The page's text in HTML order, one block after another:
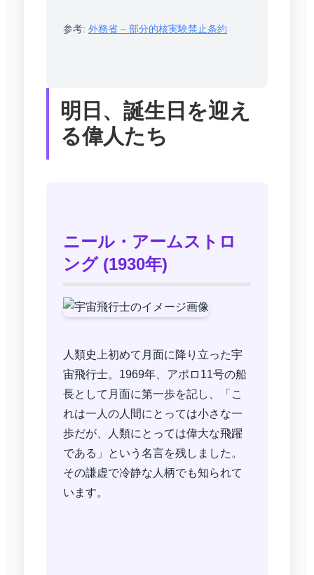
参考: 外務省 – 部分的核実験禁止条約
明日、誕生日を迎え
る偉人たち
ニール・アームストロ
ング (1930年)
人類史上初めて月面に降り立った宇
宙飛行士。1969年、アポロ11号の船
長として月面に第一歩を記し、「こ
れは一人の人間にとっては小さな一
歩だが、人類にとっては偉大な飛躍
である」という名言を残しました。
その謙虚で冷静な人柄でも知られて
います。